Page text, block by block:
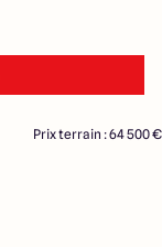
Prix terrain : 64 500 €